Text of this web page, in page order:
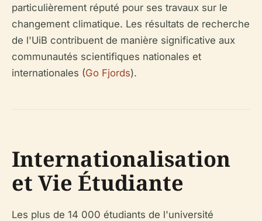
particulièrement réputé pour ses travaux sur le
changement climatique. Les résultats de recherche
de l'UiB contribuent de manière significative aux
communautés scientifiques nationales et
internationales (Go Fjords).
Internationalisation
et Vie Étudiante
Les plus de 14 000 étudiants de l'université